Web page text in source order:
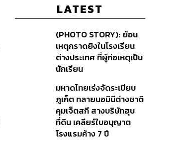
LATEST
(PHOTO STORY): ย้อน
เหตุกราดยิงในโรงเรียน
ต่างประเทศ ที่ผู้ก่อเหตุเป็น
นักเรียน
มหาดไทยเร่งจัดระเบียบ
ภูเก็ต ทลายนอมินีต่างชาติ
คุมเจ็ตสกี สางบริษัทฮุบ
ที่ดิน เคลียร์ใบอนุญาต
โรงแรมค้าง 7 ปี